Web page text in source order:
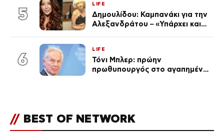
5
LIFE
Δημουλίδου: Καμπανάκι για την
Αλεξανδράτου – «Υπάρχει και
6
LIFE
Τόνι Μπλερ: πρώην
πρωθυπουργός στο αγαπημένο
// BEST OF NETWORK